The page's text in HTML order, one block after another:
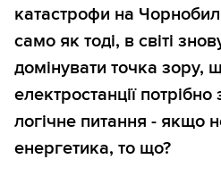
катастрофи на
само як тоді, в світі
домінувати точка зору,
електростанції
логічне питання - якщо
енергетика, то що?